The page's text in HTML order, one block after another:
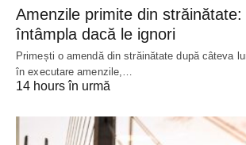
Amenzile primite din
întâmpla dacă le ignori
Primești o amendă din străinătate după câteva
în executare amenzile,…
14 hours în urmă